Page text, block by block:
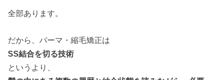
全部あります。
だから、パーマ・縮毛矯正は
SS結合を切る技術
というより、